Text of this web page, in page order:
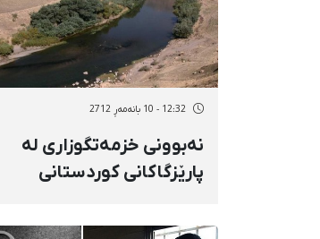
12:32 - 10 بانەمەڕ 2712
نەبوونی خزمەتگوزاری لە
پارێزگاكانی كوردستانی
خزمەتگوزاری بێبەرییە